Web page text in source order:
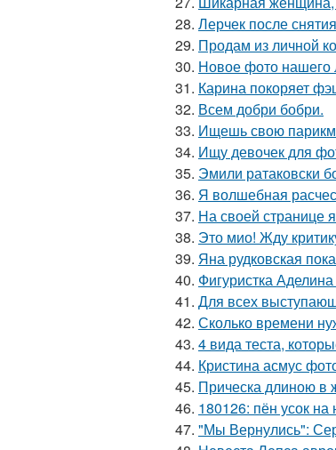
28. Лерчек после
29. Продам из личной
30. Новое фото нашего
31. Карина покоряет
32. Всем добри бобри.
33. Ищешь свою
34. Ищу девочек для
35. Эмили ратаковски
36. Я волшебная
37. На своей странице
38. Это мио! Жду
39. Яна рудковская
40. Фигуристка
41. Для всех
42. Сколько времени
43. 4 вида теста,
44. Кристина асмус
45. Прическа длиною в
46. 180126: пён усок
47. "Мы Вернулись":